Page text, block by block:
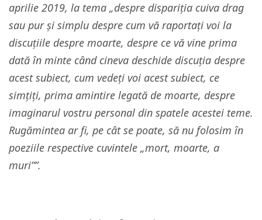
aprilie 2019, la tema „despre dispariția cuiva drag
sau pur și simplu despre cum vă raportați voi la
discuțiile despre moarte, despre ce vă vine prima
dată în minte când cineva deschide discuția despre
acest subiect, cum vedeți voi acest subiect, ce
simțiți, prima amintire legată de moarte, despre
imaginarul vostru personal din spatele acestei teme.
Rugămintea ar fi, pe cât se poate, să nu folosim în
poeziile respective cuvintele „mort, moarte, a
muri””.